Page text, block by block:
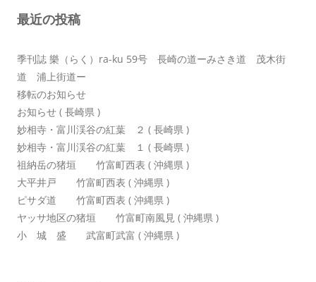
ョ
最近の投稿
季刊誌 樂（らく）ra-ku 59号 長崎の道ーみさき道 茂木街
道 浦上街道ー
移転のお知らせ
お知らせ ( 長崎県 )
妙相寺・富川渓谷の紅葉 ２ ( 長崎県 )
妙相寺・富川渓谷の紅葉 １ ( 長崎県 )
祖納岳の猪垣 竹富町西表 ( 沖縄県 )
大平井戸 竹富町西表 ( 沖縄県 )
ピサダ道 竹富町西表 ( 沖縄県 )
ヤッサ地区の猪垣 竹富町南風見 ( 沖縄県 )
小 城 盛 武富町武富 ( 沖縄県 )